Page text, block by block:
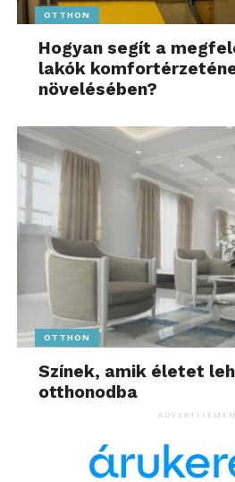
OTTHON
Hogyan segít a
lakók
növelésében?
OTTHON
Színek, amik életet
otthonodba